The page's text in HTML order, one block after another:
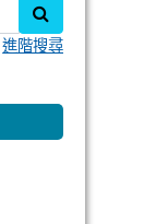
進階搜尋